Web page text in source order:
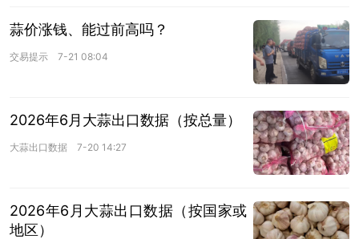
蒜价涨钱、能过前高吗？
交易提示 7-21 08:04
2026年6月大蒜出口数据（按总量）
大蒜出口数据 7-20 14:27
2026年6月大蒜出口数据（按国家或
地区）